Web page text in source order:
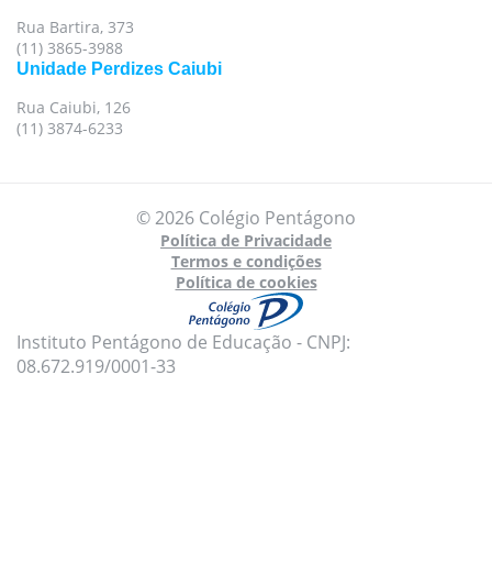
Rua Bartira, 373
(11) 3865-3988
Unidade Perdizes Caiubi
Rua Caiubi, 126
(11) 3874-6233
© 2026 Colégio Pentágono
Política de Privacidade
Termos e condições
Política de cookies
Instituto Pentágono de Educação - CNPJ:
08.672.919/0001-33